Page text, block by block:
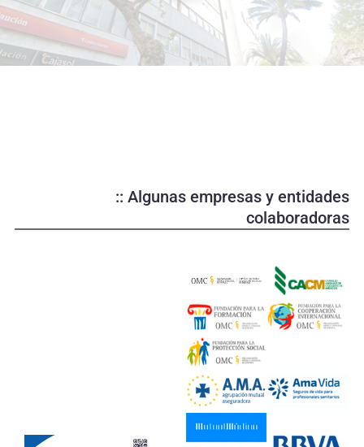
d
u
c
o
:: Algunas empresas y entidades
colaboradoras